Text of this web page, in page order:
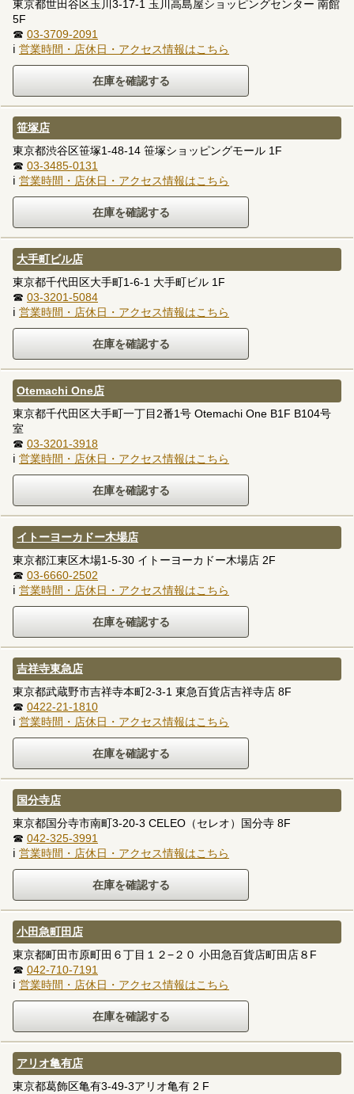
東京都世田谷区玉川3-17-1 玉川高島屋ショッピングセンター 南館
5F
☎ 03-3709-2091
ℹ 営業時間・店休日・アクセス情報はこちら
笹塚店
東京都渋谷区笹塚1-48-14 笹塚ショッピングモール 1F
☎ 03-3485-0131
ℹ 営業時間・店休日・アクセス情報はこちら
大手町ビル店
東京都千代田区大手町1-6-1 大手町ビル 1F
☎ 03-3201-5084
ℹ 営業時間・店休日・アクセス情報はこちら
Otemachi One店
東京都千代田区大手町一丁目2番1号 Otemachi One B1F B104号
室
☎ 03-3201-3918
ℹ 営業時間・店休日・アクセス情報はこちら
イトーヨーカドー木場店
東京都江東区木場1-5-30 イトーヨーカドー木場店 2F
☎ 03-6660-2502
ℹ 営業時間・店休日・アクセス情報はこちら
吉祥寺東急店
東京都武蔵野市吉祥寺本町2-3-1 東急百貨店吉祥寺店 8F
☎ 0422-21-1810
ℹ 営業時間・店休日・アクセス情報はこちら
国分寺店
東京都国分寺市南町3-20-3 CELEO（セレオ）国分寺 8F
☎ 042-325-3991
ℹ 営業時間・店休日・アクセス情報はこちら
小田急町田店
東京都町田市原町田６丁目１２−２０ 小田急百貨店町田店８F
☎ 042-710-7191
ℹ 営業時間・店休日・アクセス情報はこちら
アリオ亀有店
東京都葛飾区亀有3-49-3アリオ亀有 2 F